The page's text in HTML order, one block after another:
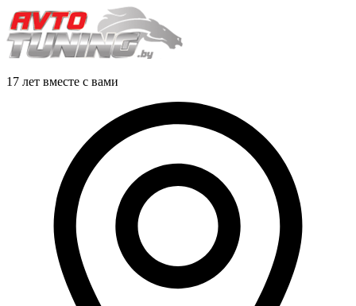
17 лет вместе с вами